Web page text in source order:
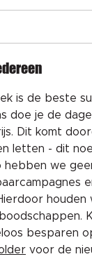
is de beste
doe je de
Dit komt
letten - dit
hebben we
houden
besparen
voor de